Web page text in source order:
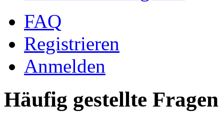
FAQ
Registrieren
Anmelden
Häufig gestellte Fragen